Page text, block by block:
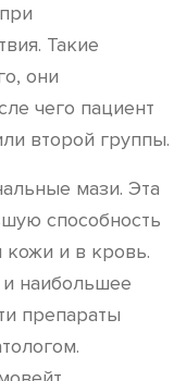
Такие
они
чего пациент
второй группы.
мази. Эта
способность
кожи и в кровь.
наибольшее
препараты